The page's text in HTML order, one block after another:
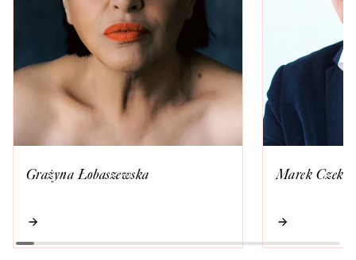
Grażyna Łobaszewska Marek